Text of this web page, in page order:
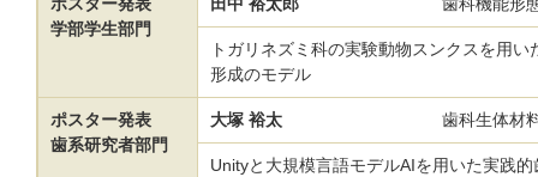
ポスター発表
学部学生部門
田中 裕太郎 歯科機能形
トガリネズミ科の実験動物スンクスを用
形成のモデル
ポスター発表
歯系研究者部門
大塚 裕太 歯科生体材
Unityと大規模言語モデルAIを用いた実践